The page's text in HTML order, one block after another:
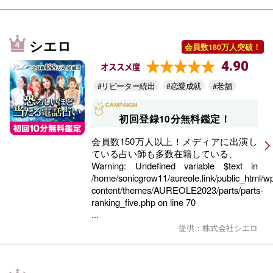
シエロ 会員数180万人突破！
オススメ度 4.90
#リピーター続出 #恋愛成就 #老舗
初回登録10分無料鑑定！
会員数150万人以上！メディアに出演し
ている占い師も多数在籍している、
Warning: Undefined variable $text in
/home/sonicgrow11/aureole.link/public_html/
content/themes/AUREOLE2023/parts/parts-
ranking_five.phpon line70
...
提供：株式会社シエロ